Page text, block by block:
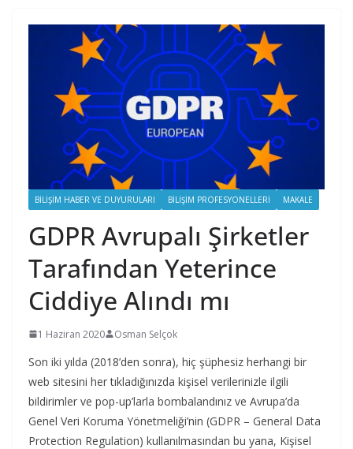
BILIŞIM HABER VE DUYURULARI BILIŞIM PROFESYONELLERI MAKALE
GDPR Avrupalı Şirketler
Tarafından Yeterince
Ciddiye Alındı ​​mı
1 Haziran 2020 Osman Selçok
Son iki yılda (2018’den sonra), hiç şüphesiz herhangi bir
web sitesini her tıkladığınızda kişisel verilerinizle ilgili
bildirimler ve pop-up’larla bombalandınız ve Avrupa’da
Genel Veri Koruma Yönetmeliği’nin (GDPR – General Data
Protection Regulation) kullanılmasından bu yana, Kişisel